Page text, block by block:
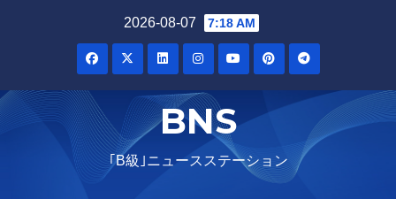
2026-08-07 7:18 AM
BNS
｢B級｣ニュースステーション